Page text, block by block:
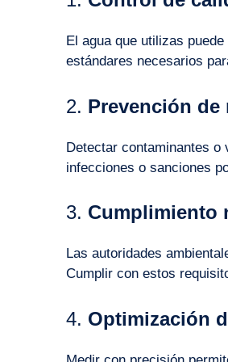
El agua que utilizas
estándares necesarios
2. Prevención
Detectar contaminantes o
infecciones o sanciones
3. Cumplimiento
Las autoridades
Cumplir con estos
4. Optimización